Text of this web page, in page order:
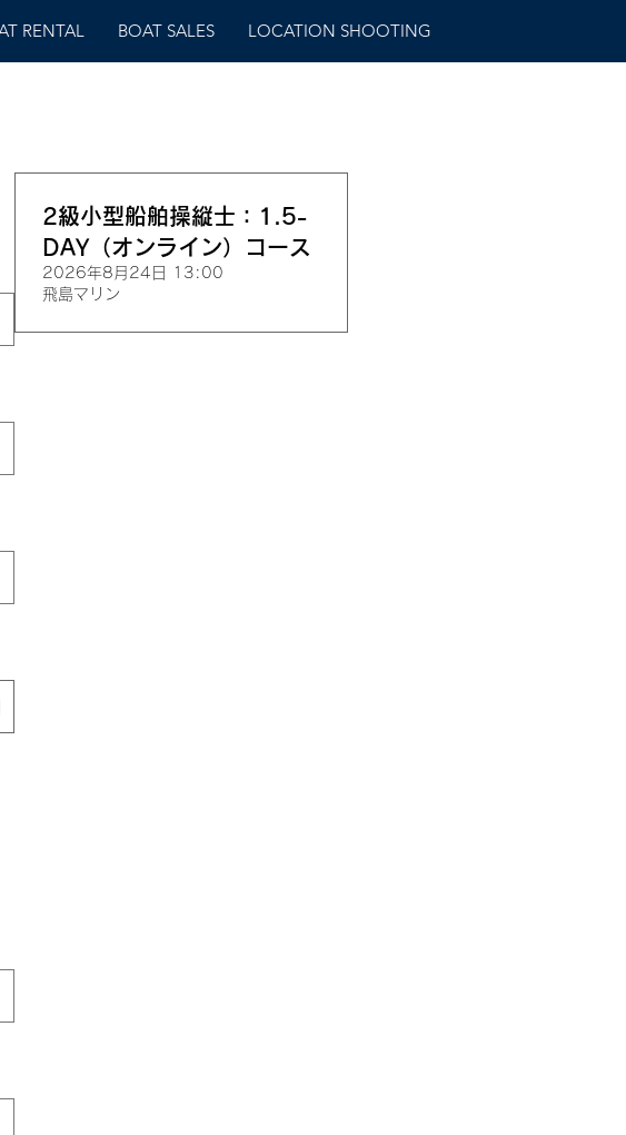
RENTAL BOAT SALES LOCATION SHOOTING
2級小型船舶操縦士：1.5-
DAY（オンライン）コース
2026年8月24日 13:00
飛島マリン